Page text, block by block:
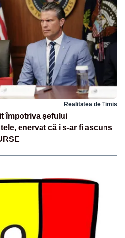
Realitatea de Timis
împotriva șefului
enervat că i s-ar fi ascuns